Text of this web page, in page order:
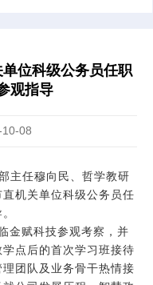
位科级公务员任职
观指导
10-08
主任穆向民、哲学教研
机关单位科级公务员任
金赋科技参观考察，并
点后的首次学习班接待
团队及业务骨干热情接